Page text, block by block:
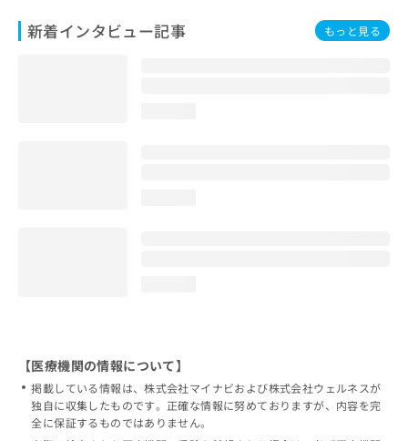
新着インタビュー記事 もっと見る
【医療機関の情報について】
掲載している情報は、株式会社マイナビおよび株式会社ウェルネスが
独自に収集したものです。正確な情報に努めておりますが、内容を完
全に保証するものではありません。